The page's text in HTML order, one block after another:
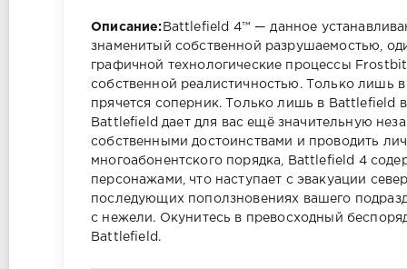
Описание: Battlefield 4™ — данное
знаменитый собственной разрушаемостью,
графичной технологические процессы
собственной реалистичностью. Только лишь
прячется соперник. Только лишь в Battlefield
Battlefield дает для вас ещё значительную
собственными достоинствами и проводить
многоабонентского порядка, Battlefield 4
персонажами, что наступает с эвакуации
последующих поползновениях вашего
с нежели. Окунитесь в превосходный
Battlefield.